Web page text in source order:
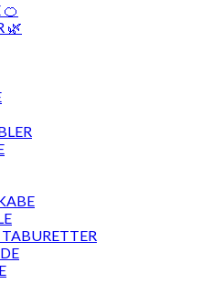
🍊
🌿